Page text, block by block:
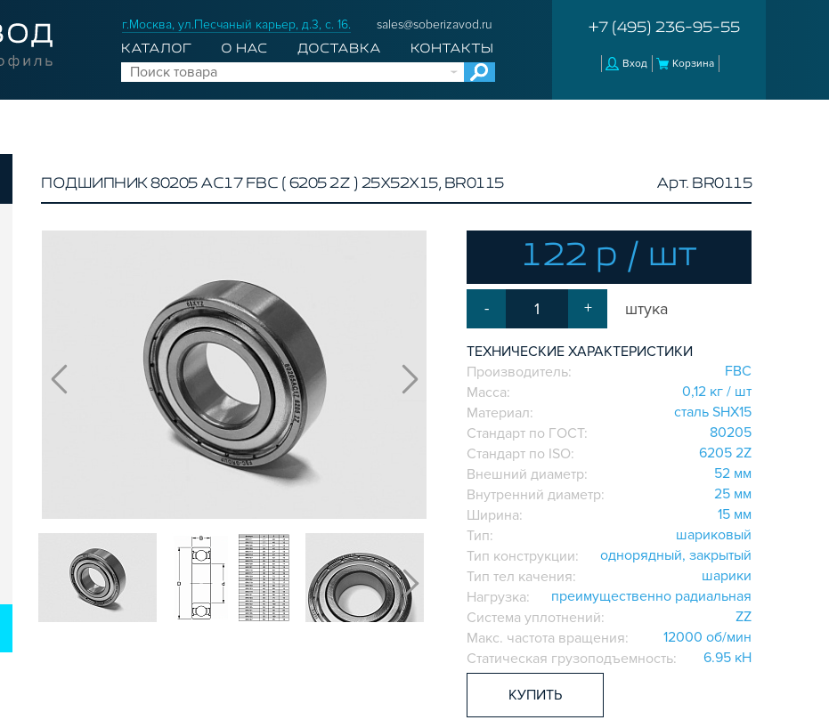
г.Москва, ул.Песчаный карьер, д.3, с. 16. sales@soberizavod.ru
КАТАЛОГ О НАС ДОСТАВКА КОНТАКТЫ
+7 (495) 236-95-55
Вход Корзина
ПОДШИПНИК 80205 АС17 FBC ( 6205 2Z ) 25Х52Х15, BR0115 Арт. BR0115
122 р / шт
- + штука
ТЕХНИЧЕСКИЕ ХАРАКТЕРИСТИКИ
Производитель:
FBC
Масса:
0,12 кг / шт
Материал:
сталь SHX15
Стандарт по ГОСТ:
80205
Стандарт по ISO:
6205 2Z
Внешний диаметр:
52 мм
Внутренний диаметр:
25 мм
Ширина:
15 мм
Тип:
шариковый
Тип конструкции:
однорядный, закрытый
Тип тел качения:
шарики
Нагрузка:
преимущественно радиальная
Система уплотнений:
ZZ
Макс. частота вращения:
12000 об/мин
Статическая грузоподъемность:
6.95 кН
КУПИТЬ